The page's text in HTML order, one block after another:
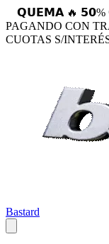
𝗤𝗨𝗘𝗠𝗔 🔥 𝟱𝟬%
PAGANDO CON
CUOTAS S/
Bastard